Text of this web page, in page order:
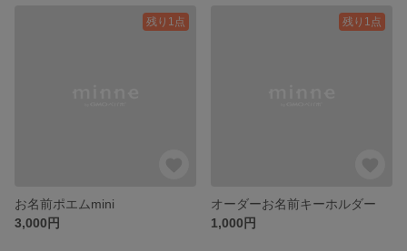
残り1点
お名前ポエムmini
3,000円
残り1点
オーダーお名前キーホルダー
1,000円